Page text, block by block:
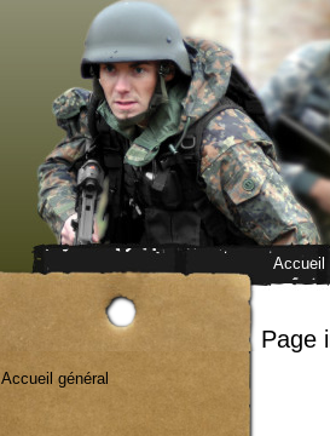
Accueil
Accueil général
Page